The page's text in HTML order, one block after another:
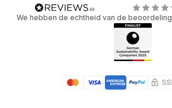
We hebben de echtheid van de